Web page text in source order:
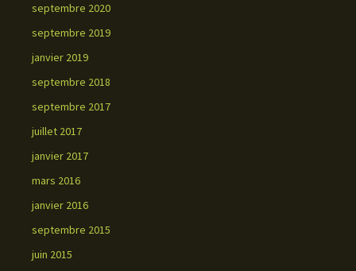
septembre 2020
septembre 2019
janvier 2019
septembre 2018
septembre 2017
juillet 2017
janvier 2017
mars 2016
janvier 2016
septembre 2015
juin 2015